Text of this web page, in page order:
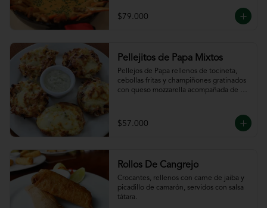
$79.000
Pellejitos de Papa Mixtos
Pellejos de Papa rellenos de tocineta,
cebollas fritas y champiñones gratinados
con queso mozzarella acompañada de
$57.000
Rollos De Cangrejo
Crocantes, rellenos con carne de jaiba y
picadillo de camarón, servidos con salsa
tátara.